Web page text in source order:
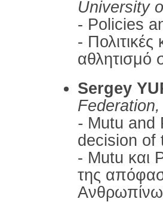
University
- Policies
- Πολιτικές
αθλητισμό
Sergey
- Mutu and
decision of
- Mutu και
της